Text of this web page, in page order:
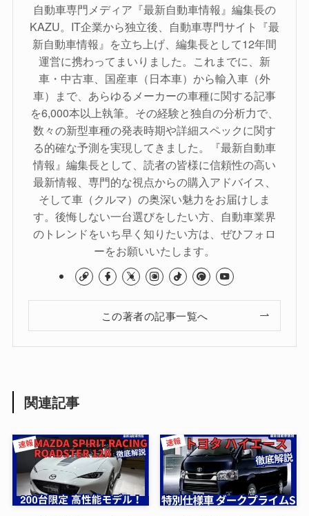
自動車専門メディア『最新自動車情報』編集長の
KAZU。IT企業から独立後、自動車専門サイト『最
新自動車情報』を立ち上げ、編集長として12年間
運営に携わってまいりました。これまでに、新
車・中古車、国産車（日本車）から輸入車（外
車）まで、あらゆるメーカーの車種に関する記事
を6,000本以上執筆。その経験と独自の分析力で、
数々の新型車種の発表時期や詳細スペックに関す
る的確な予測を実現してきました。『最新自動車
情報』編集長として、読者の皆様に信頼性の高い
最新情報、専門的な視点からの購入アドバイス、
そして車（クルマ）の奥深い魅力をお届けしま
す。後悔しない一台選びをしたい方、自動車業界
のトレンドをいち早く知りたい方は、ぜひフォロ
ーをお願いいたします。
この著者の記事一覧へ
関連記事